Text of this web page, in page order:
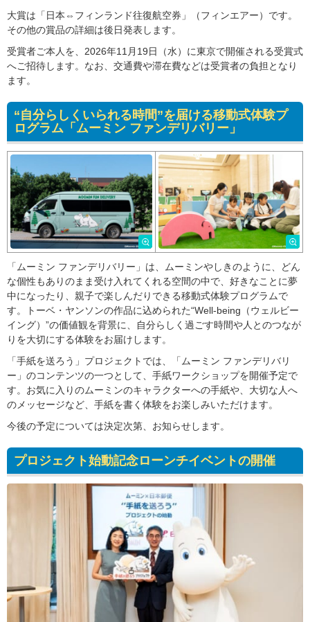
大賞は「日本⇔フィンランド往復航空券」（フィンエアー）です。
その他の賞品の詳細は後日発表します。
受賞者ご本人を、2026年11月19日（水）に東京で開催される受賞式
へご招待します。なお、交通費や滞在費などは受賞者の負担となり
ます。
“自分らしくいられる時間”を届ける移動式体験プ
ログラム「ムーミン ファンデリバリー」
「ムーミン ファンデリバリー」は、ムーミンやしきのように、どん
な個性もありのまま受け入れてくれる空間の中で、好きなことに夢
中になったり、親子で楽しんだりできる移動式体験プログラムで
す。トーベ・ヤンソンの作品に込められた“Well-being（ウェルビー
イング）”の価値観を背景に、自分らしく過ごす時間や人とのつなが
りを大切にする体験をお届けします。
「手紙を送ろう」プロジェクトでは、「ムーミン ファンデリバリ
ー」のコンテンツの一つとして、手紙ワークショップを開催予定で
す。お気に入りのムーミンのキャラクターへの手紙や、大切な人へ
のメッセージなど、手紙を書く体験をお楽しみいただけます。
今後の予定については決定次第、お知らせします。
プロジェクト始動記念ローンチイベントの開催